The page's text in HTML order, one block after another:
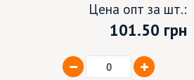
Цена опт за шт.:
101.50 грн